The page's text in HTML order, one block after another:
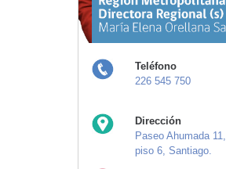
Teléfono
226 545 750
Dirección
Paseo Ahumada 11,
piso 6, Santiago.